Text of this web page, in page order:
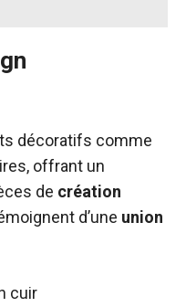
décoratifs comme
offrant un
de création
d’une union
cuir